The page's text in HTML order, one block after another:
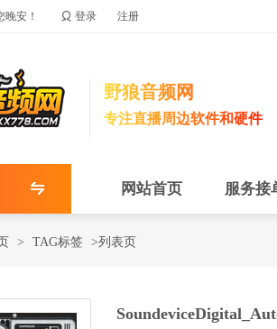
安！  登录 注册
野狼音频网
专注直播周边软件和硬件
网站首页 服务接
> TAG标签 >列表页